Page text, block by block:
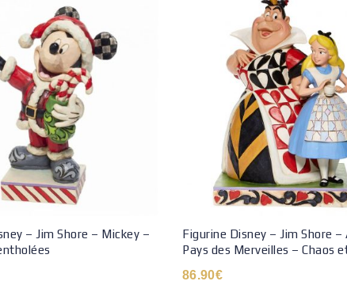
– Jim Shore – Mickey –
Figurine Disney – Jim Shore –
Pays des Merveilles – Chaos
86.90€